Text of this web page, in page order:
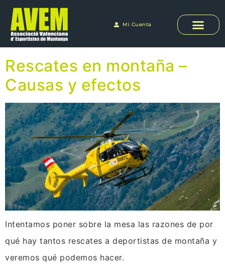
Mi Cuenta
Rescates en montaña –
Causas y efectos
Intentamos poner sobre la mesa las razones de por
qué hay tantos rescates a deportistas de montaña y
veremos qué podemos hacer.